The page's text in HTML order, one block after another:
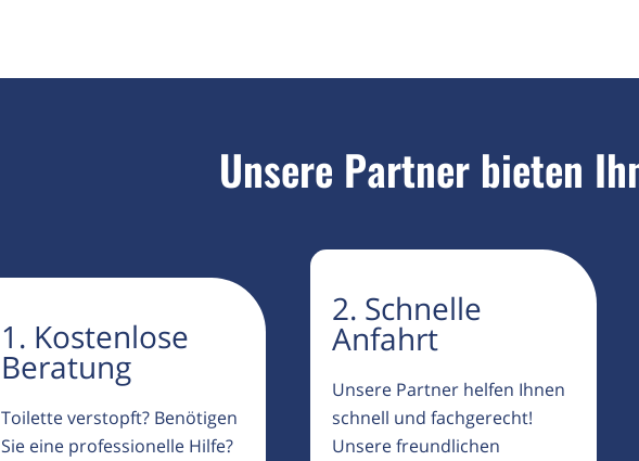
Unsere Partner bieten
1. Kostenlose
Beratung
Toilette verstopft? Benötigen
Sie eine professionelle Hilfe?
2. Schnelle
Anfahrt
Unsere Partner helfen Ihnen
schnell und fachgerecht!
Unsere freundlichen